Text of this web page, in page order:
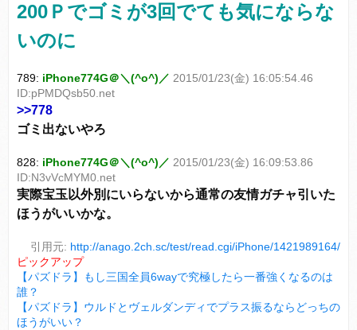
200Ｐでゴミが3回でても気にならな
いのに
789: iPhone774G＠＼(^o^)／ 2015/01/23(金) 16:05:54.46
ID:pPMDQsb50.net
>>778
ゴミ出ないやろ
828: iPhone774G＠＼(^o^)／ 2015/01/23(金) 16:09:53.86
ID:N3vVcMYM0.net
実際宝玉以外別にいらないから通常の友情ガチャ引いた
ほうがいいかな。
引用元: http://anago.2ch.sc/test/read.cgi/iPhone/1421989164/
ピックアップ
【パズドラ】もし三国全員6wayで究極したら一番強くなるのは
誰？
【パズドラ】ウルドとヴェルダンディでプラス振るならどっちの
ほうがいい？